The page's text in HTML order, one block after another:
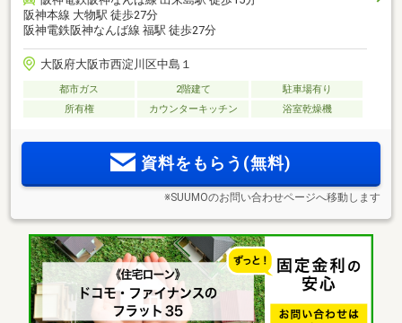
阪神本線 大物駅 徒歩27分
阪神電鉄阪神なんば線 福駅 徒歩27分
大阪府大阪市西淀川区中島１
都市ガス 2階建て
駐車場有り
所有権
カウンターキッチン 浴室乾燥機
資料をもらう(無料)
※SUUMOのお問い合わせページへ移動します